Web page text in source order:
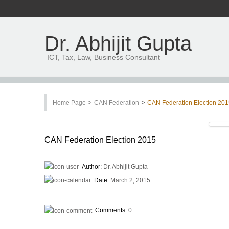
Dr. Abhijit Gupta
ICT, Tax, Law, Business Consultant
Home Page > CAN Federation > CAN Federation Election
CAN Federation Election 2015
Author: Dr. Abhijit Gupta
Date: March 2, 2015
Comments: 0